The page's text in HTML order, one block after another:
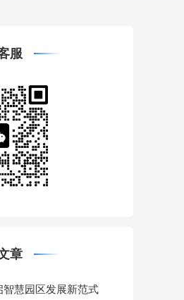
服
章
慧园区发展新范式